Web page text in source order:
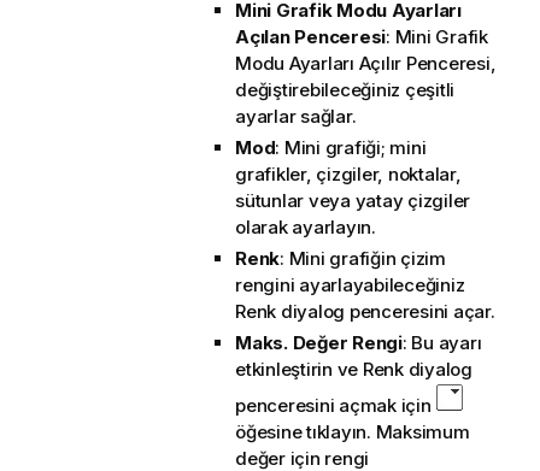
Mini Grafik Modu Ayarları
Açılan Penceresi: Mini Grafik
Modu Ayarları Açılır Penceresi,
değiştirebileceğiniz çeşitli
ayarlar sağlar.
Mod: Mini grafiği; mini
grafikler, çizgiler, noktalar,
sütunlar veya yatay çizgiler
olarak ayarlayın.
Renk: Mini grafiğin çizim
rengini ayarlayabileceğiniz
Renk diyalog penceresini açar.
Maks. Değer Rengi: Bu ayarı
etkinleştirin ve Renk diyalog
penceresini açmak için
öğesine tıklayın. Maksimum
değer için rengi